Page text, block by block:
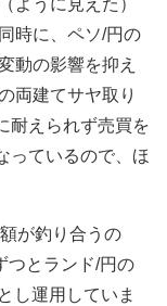
時に、ペソ/円の
動の影響を抑え
両建てサヤ取り
耐えられず売買を
っているので、ほ
が釣り合うの
つとランド/円の
し運用していま